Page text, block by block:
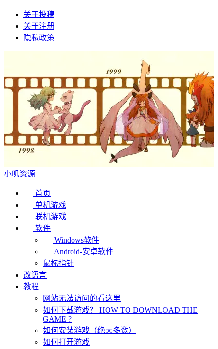
关于投稿
关于注册
隐私政策
小叽资源
首页
单机游戏
联机游戏
软件
Windows软件
Android-安卓软件
鼠标指针
改语言
教程
网站无法访问的看这里
如何下载游戏？ HOW TO DOWNLOAD THE
GAME ?
如何安装游戏（绝大多数）
如何打开游戏